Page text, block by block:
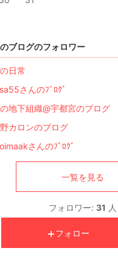
ブログのフォロワー
日常
さんのﾌﾞﾛｸﾞ
地下組織@宇都宮のブログ
カロンのブログ
さんのﾌﾞﾛｸﾞ
一覧を見る
フォロワー: 31 人
フォロー